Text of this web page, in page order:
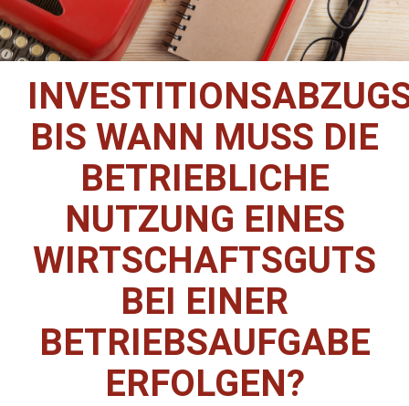
BIS WANN MUSS DIE
BETRIEBLICHE
NUTZUNG EINES
WIRTSCHAFTSGUTS
BEI EINER
BETRIEBSAUFGABE
ERFOLGEN?